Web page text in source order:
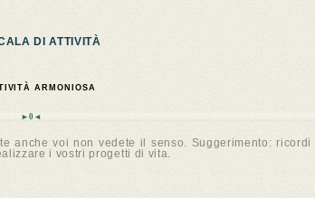
DI ATTIVITÀ
ARMONIOSA
►0◄
anche voi non vedete il senso. Suggerimento:
i vostri progetti di vita.